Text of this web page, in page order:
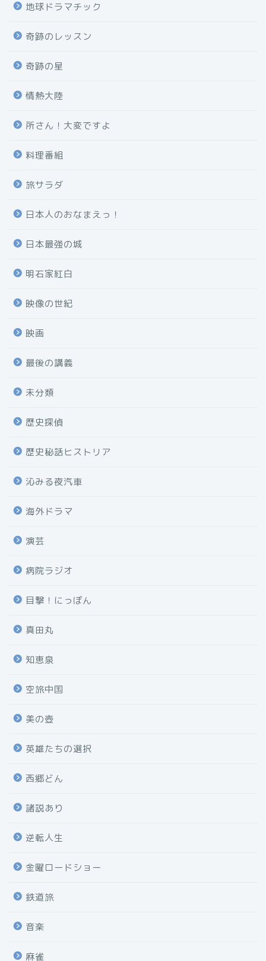
地球ドラマチック
奇跡のレッスン
奇跡の星
情熱大陸
所さん！大変ですよ
料理番組
旅サラダ
日本人のおなまえっ！
日本最強の城
明石家紅白
映像の世紀
映画
最後の講義
未分類
歴史探偵
歴史秘話ヒストリア
沁みる夜汽車
海外ドラマ
演芸
病院ラジオ
目撃！にっぽん
真田丸
知恵泉
空旅中国
美の壺
英雄たちの選択
西郷どん
諸説あり
逆転人生
金曜ロードショー
鉄道旅
音楽
麻雀